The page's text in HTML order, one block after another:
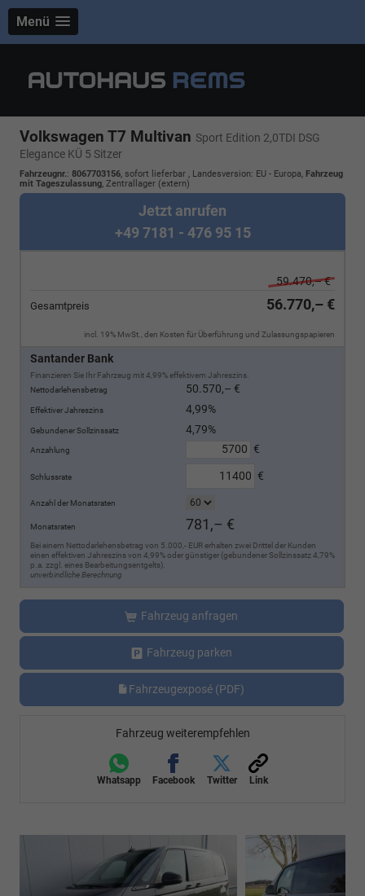
Menü
Volkswagen T7 Multivan Sport Edition 2,0TDI DSG
Elegance KÜ 5 Sitzer
Fahrzeugnr.: 8067703156, sofort lieferbar , Landesversion: EU - Europa, Fahrzeug
mit Tageszulassung, Zentrallager (extern)
Jetzt anrufen
+49 7181 - 476 95 15
59.470,– €
Gesamtpreis 56.770,– €
incl. 19% MwSt., den Kosten für Überführung und Zulassungspapieren
Santander Bank
Finanzieren Sie Ihr Fahrzeug mit 4,99% effektivem Jahreszins.
Nettodarlehensbetrag
50.570,– €
Effektiver Jahreszins 4,99%
Gebundener Sollzinssatz 4,79%
Anzahlung €
Schlussrate €
Anzahl der Monatsraten
Monatsraten 781,– €
Bei einem Nettodarlehensbetrag von 5.000,- EUR erhalten zwei Drittel der Kunden
einen effektiven Jahreszins von 4,99% oder günstiger (gebundener Sollzinssatz 4,79%
p.a. zzgl. eines Bearbeitungsentgelts).
unverbindliche Berechnung
Fahrzeug anfragen
Fahrzeug parken
Fahrzeugexposé (PDF)
Fahrzeug weiterempfehlen
Whatsapp Facebook Twitter Link